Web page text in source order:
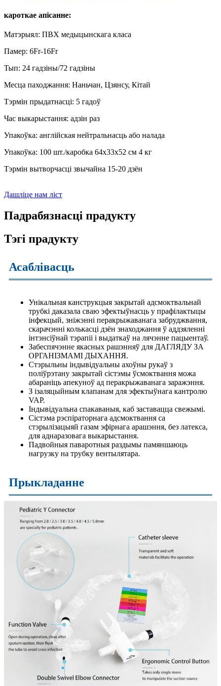
кароткае апісанне:
Матэрыял: ПВХ медыцынскага класа
Памер: 6Fr-16Fr
Тып: 24 гадзіны/72 гадзіны
Месца паходжання: Наньчан, Цзянсу, Кітай
Тэрмін прыдатнасці: 5 гадоў
Час выкарыстання: адзін раз
Упакоўка: англійская нейтральнасць або налада
Упакоўка: 100 шт./каробка 64x33x52 см 4 кг
Тэрмін вытворчасці звычайна 15-20 дзён
Дашліце нам ліст
Падрабязнасці прадукту
Тэгі прадукту
Асаблівасць
Унікальная канструкцыя закрытай адсмоктвальнай
трубкі даказала сваю эфектыўнасць у прафілактыцы
інфекцый, зніжэнні перакрыжаванага забруджвання,
скарачэнні колькасці дзён знаходжання ў аддзяленні
інтэнсіўнай тэрапіі і выдаткаў на лячэнне пацыентаў.
Забеспячэнне якасных рашэнняў для ДАГЛЯДУ ЗА
ОРГАНІЗМАМІ ДЫХАННЯ.
Стэрыльны індывідуальны ахоўны рукаў з
поліўрэтану закрытай сістэмы ўсмоктвання можа
абараніць апекуноў ад перакрыжаванага заражэння.
З ізаляцыйным клапанам для эфектыўнага кантролю
VAP.
Індывідуальна спакаваныя, каб заставацца свежымі.
Сістэма рэспіраторнага адсмоктвання са
стэрылізацыяй газам эфірнага арашэння, без латекса,
для аднаразовага выкарыстання.
Падвойныя паваротныя раздымы памяншаюць
нагрузку на трубку вентылятара.
Прыкладанне